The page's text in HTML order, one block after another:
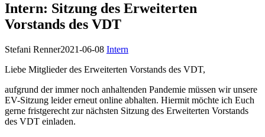
Intern: Sitzung des Erweiterten
Vorstands des VDT
Stefani Renner2021-06-08 Intern
Liebe Mitglieder des Erweiterten Vorstands des VDT,
aufgrund der immer noch anhaltenden Pandemie müssen wir unsere
EV-Sitzung leider erneut online abhalten. Hiermit möchte ich Euch
gerne fristgerecht zur nächsten Sitzung des Erweiterten Vorstands
des VDT einladen.